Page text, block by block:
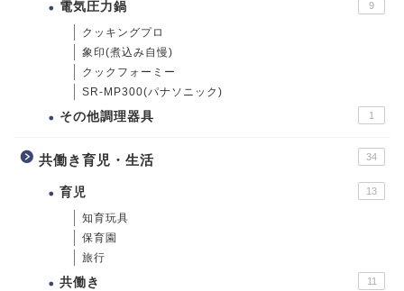
電気圧力鍋 9
クッキングプロ
象印(煮込み自慢)
クックフォーミー
SR-MP300(パナソニック)
その他調理器具 1
共働き育児・生活 34
育児 13
知育玩具
保育園
旅行
共働き 11